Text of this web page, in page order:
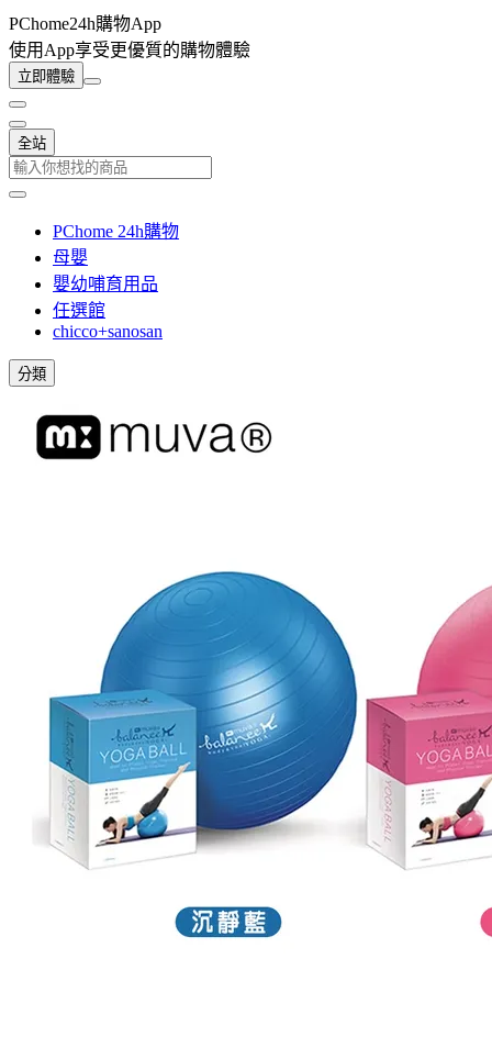
PChome24h購物App
使用App享受更優質的購物體驗
立即體驗
全站
PChome 24h購物
母嬰
嬰幼哺育用品
任選館
chicco+sanosan
分類